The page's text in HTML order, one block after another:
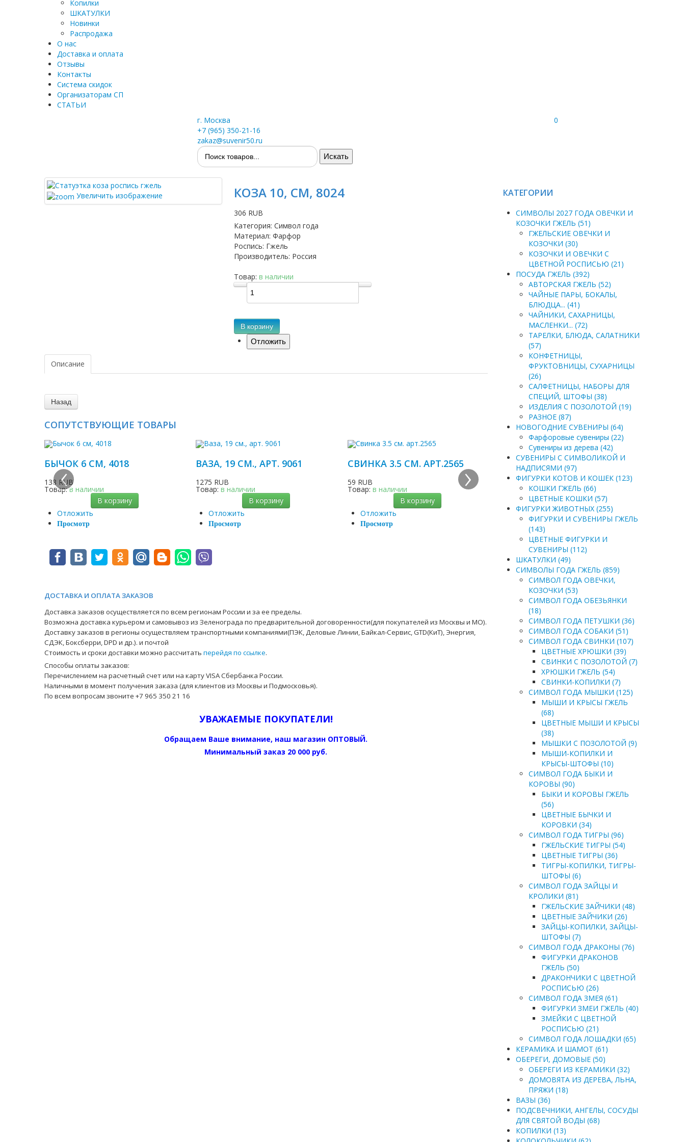
Копилки
ШКАТУЛКИ
Новинки
Распродажа
О нас
Доставка и оплата
Отзывы
Контакты
Система скидок
Организаторам СП
СТАТЬИ
г. Москва
+7 (965) 350-21-16
zakaz@suvenir50.ru
0
Увеличить изображение КОЗА 10, СМ, 8024
306 RUB
Категория: Символ года
Материал: Фарфор
Роспись: Гжель
Производитель: Россия
Товар: в наличии
В корзину
Описание
СОПУТСТВУЮЩИЕ ТОВАРЫ
БЫЧОК 6 СМ, 4018
138 RUB
Товар:в наличии
В корзину
Отложить
Просмотр
ВАЗА, 19 СМ., АРТ. 9061
1275 RUB
Товар:в наличии
В корзину
Отложить
Просмотр
СВИНКА 3.5 СМ. АРТ.2565
59 RUB
Товар: в наличии
В корзину
Отложить
Просмотр
‹ ›
ДОСТАВКА И ОПЛАТА ЗАКАЗОВ
Доставка заказов осуществляется по всем регионам России и за ее пределы.
Возможна доставка курьером и самовывоз из Зеленограда по предварительной договоренности(для покупателей из Москвы и МО).
Доставку заказов в регионы осуществляем транспортными компаниями(ПЭК, Деловые Линии, Байкал-Сервис, GTD(КиТ), Энергия,
СДЭК, Боксберри, DPD и др.). и почтой
Стоимость и сроки доставки можно рассчитать перейдя по ссылке.
Способы оплаты заказов:
Перечислением на расчетный счет или на карту VISA Сбербанка России.
Наличными в момент получения заказа (для клиентов из Москвы и Подмосковья).
По всем вопросам звоните +7 965 350 21 16
УВАЖАЕМЫЕ ПОКУПАТЕЛИ!
Обращаем Ваше внимание, наш магазин ОПТОВЫЙ.
Минимальный заказ 20 000 руб.
КАТЕГОРИИ
СИМВОЛЫ 2027 ГОДА ОВЕЧКИ И
КОЗОЧКИ ГЖЕЛЬ (51)
ГЖЕЛЬСКИЕ ОВЕЧКИ И
КОЗОЧКИ (30)
КОЗОЧКИ И ОВЕЧКИ С
ЦВЕТНОЙ РОСПИСЬЮ (21)
ПОСУДА ГЖЕЛЬ (392)
АВТОРСКАЯ ГЖЕЛЬ (52)
ЧАЙНЫЕ ПАРЫ, БОКАЛЫ,
БЛЮДЦА... (41)
ЧАЙНИКИ, САХАРНИЦЫ,
МАСЛЕНКИ... (72)
ТАРЕЛКИ, БЛЮДА, САЛАТНИКИ
(57)
КОНФЕТНИЦЫ,
ФРУКТОВНИЦЫ, СУХАРНИЦЫ
(26)
САЛФЕТНИЦЫ, НАБОРЫ ДЛЯ
СПЕЦИЙ, ШТОФЫ (38)
ИЗДЕЛИЯ С ПОЗОЛОТОЙ (19)
РАЗНОЕ (87)
НОВОГОДНИЕ СУВЕНИРЫ (64)
Фарфоровые сувениры (22)
Сувениры из дерева (42)
СУВЕНИРЫ С СИМВОЛИКОЙ И
НАДПИСЯМИ (97)
ФИГУРКИ КОТОВ И КОШЕК (123)
КОШКИ ГЖЕЛЬ (66)
ЦВЕТНЫЕ КОШКИ (57)
ФИГУРКИ ЖИВОТНЫХ (255)
ФИГУРКИ И СУВЕНИРЫ ГЖЕЛЬ
(143)
ЦВЕТНЫЕ ФИГУРКИ И
СУВЕНИРЫ (112)
ШКАТУЛКИ (49)
СИМВОЛЫ ГОДА ГЖЕЛЬ (859)
СИМВОЛ ГОДА ОВЕЧКИ,
КОЗОЧКИ (53)
СИМВОЛ ГОДА ОБЕЗЬЯНКИ
(18)
СИМВОЛ ГОДА ПЕТУШКИ (36)
СИМВОЛ ГОДА СОБАКИ (51)
СИМВОЛ ГОДА СВИНКИ (107)
ЦВЕТНЫЕ ХРЮШКИ (39)
СВИНКИ С ПОЗОЛОТОЙ (7)
ХРЮШКИ ГЖЕЛЬ (54)
СВИНКИ-КОПИЛКИ (7)
СИМВОЛ ГОДА МЫШКИ (125)
МЫШИ И КРЫСЫ ГЖЕЛЬ
(68)
ЦВЕТНЫЕ МЫШИ И КРЫСЫ
(38)
МЫШКИ С ПОЗОЛОТОЙ (9)
МЫШИ-КОПИЛКИ И
КРЫСЫ-ШТОФЫ (10)
СИМВОЛ ГОДА БЫКИ И
КОРОВЫ (90)
БЫКИ И КОРОВЫ ГЖЕЛЬ
(56)
ЦВЕТНЫЕ БЫЧКИ И
КОРОВКИ (34)
СИМВОЛ ГОДА ТИГРЫ (96)
ГЖЕЛЬСКИЕ ТИГРЫ (54)
ЦВЕТНЫЕ ТИГРЫ (36)
ТИГРЫ-КОПИЛКИ, ТИГРЫ-
ШТОФЫ (6)
СИМВОЛ ГОДА ЗАЙЦЫ И
КРОЛИКИ (81)
ГЖЕЛЬСКИЕ ЗАЙЧИКИ (48)
ЦВЕТНЫЕ ЗАЙЧИКИ (26)
ЗАЙЦЫ-КОПИЛКИ, ЗАЙЦЫ-
ШТОФЫ (7)
СИМВОЛ ГОДА ДРАКОНЫ (76)
ФИГУРКИ ДРАКОНОВ
ГЖЕЛЬ (50)
ДРАКОНЧИКИ С ЦВЕТНОЙ
РОСПИСЬЮ (26)
СИМВОЛ ГОДА ЗМЕЯ (61)
ФИГУРКИ ЗМЕИ ГЖЕЛЬ (40)
ЗМЕЙКИ С ЦВЕТНОЙ
РОСПИСЬЮ (21)
СИМВОЛ ГОДА ЛОШАДКИ (65)
КЕРАМИКА И ШАМОТ (61)
ОБЕРЕГИ, ДОМОВЫЕ (50)
ОБЕРЕГИ ИЗ КЕРАМИКИ (32)
ДОМОВЯТА ИЗ ДЕРЕВА, ЛЬНА,
ПРЯЖИ (18)
ВАЗЫ (36)
ПОДСВЕЧНИКИ, АНГЕЛЫ, СОСУДЫ
ДЛЯ СВЯТОЙ ВОДЫ (68)
КОПИЛКИ (13)